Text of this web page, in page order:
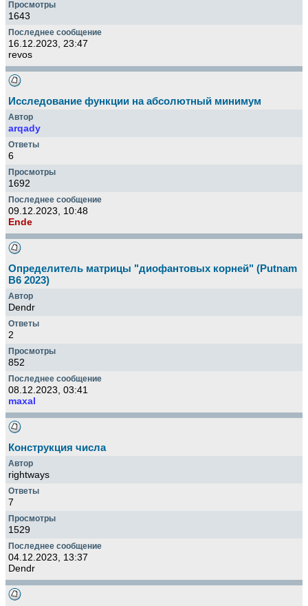
1643
16.12.2023, 23:47
revos
Исследование функции на абсолютный минимум
arqady
6
1692
09.12.2023, 10:48
Ende
Определитель матрицы "диофантовых корней" (Putnam
B6 2023)
Dendr
2
852
08.12.2023, 03:41
maxal
Конструкция числа
rightways
7
1529
04.12.2023, 13:37
Dendr